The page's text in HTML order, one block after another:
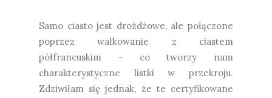
Samo ciasto jest drożdżowe, ale połączone
poprzez wałkowanie z ciastem
półfrancuskim - co tworzy nam
charakterystyczne listki w przekroju.
Zdziwiłam się jednak, że te certyfikowane